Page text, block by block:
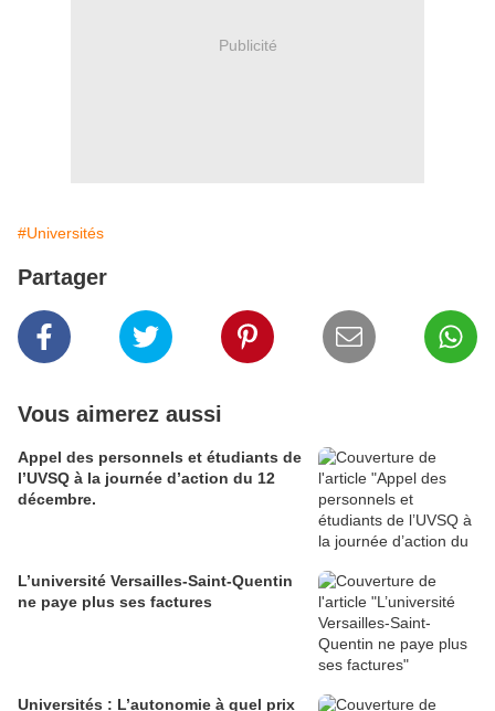
Publicité
#Universités
Partager
Vous aimerez aussi
Appel des personnels et étudiants de
l’UVSQ à la journée d’action du 12
décembre.
L’université Versailles-Saint-Quentin
ne paye plus ses factures
Universités : L’autonomie à quel prix